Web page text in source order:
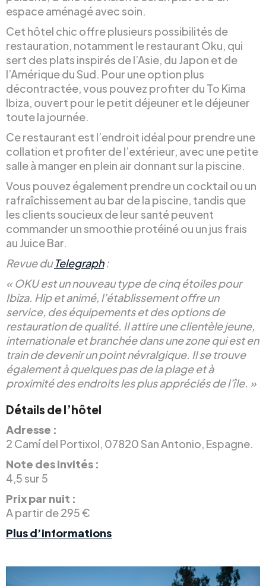
espace aménagé avec soin.
Cet hôtel chic offre plusieurs possibilités de
restauration, notamment le restaurant Oku, qui
sert des plats inspirés de l’Asie, du Japon et de
l’Amérique du Sud. Pour une option plus
décontractée, vous pouvez profiter du To Kima
Ibiza, ouvert pour le petit déjeuner et le déjeuner
toute la journée.
Ce restaurant est l’endroit idéal pour prendre une
collation et profiter de l’extérieur, avec une petite
salle à manger en plein air donnant sur la piscine.
Vous pouvez également prendre un cocktail ou un
rafraîchissement au bar de la piscine, tandis que
les clients soucieux de leur santé peuvent
commander un smoothie protéiné ou un jus frais
au Juice Bar.
Revue duTelegraph:
« OKU est un nouveau type de cinq étoiles pour
Ibiza. Hip et animé, l’établissement offre un
service, des équipements et des options de
restauration de qualité. Il attire une clientèle jeune,
internationale et branchée dans une zone qui est en
train de devenir un point névralgique. Il se trouve
également à quelques pas de la plage et à
proximité des endroits les plus appréciés de l’île. »
Détails de l’hôtel
Adresse :
2 Camí del Portixol, 07820 San Antonio, Espagne.
Note des invités :
4,5 sur 5
Prix par nuit :
A partir de 295 €
Plus d’informations